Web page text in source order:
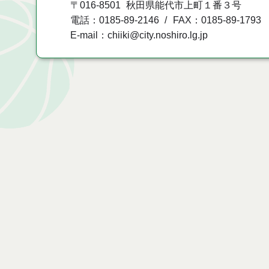
〒016-8501 秋田県能代市上町１番３号
電話：0185-89-2146
FAX：0185-89-1793
E-mail：chiiki@city.noshiro.lg.jp